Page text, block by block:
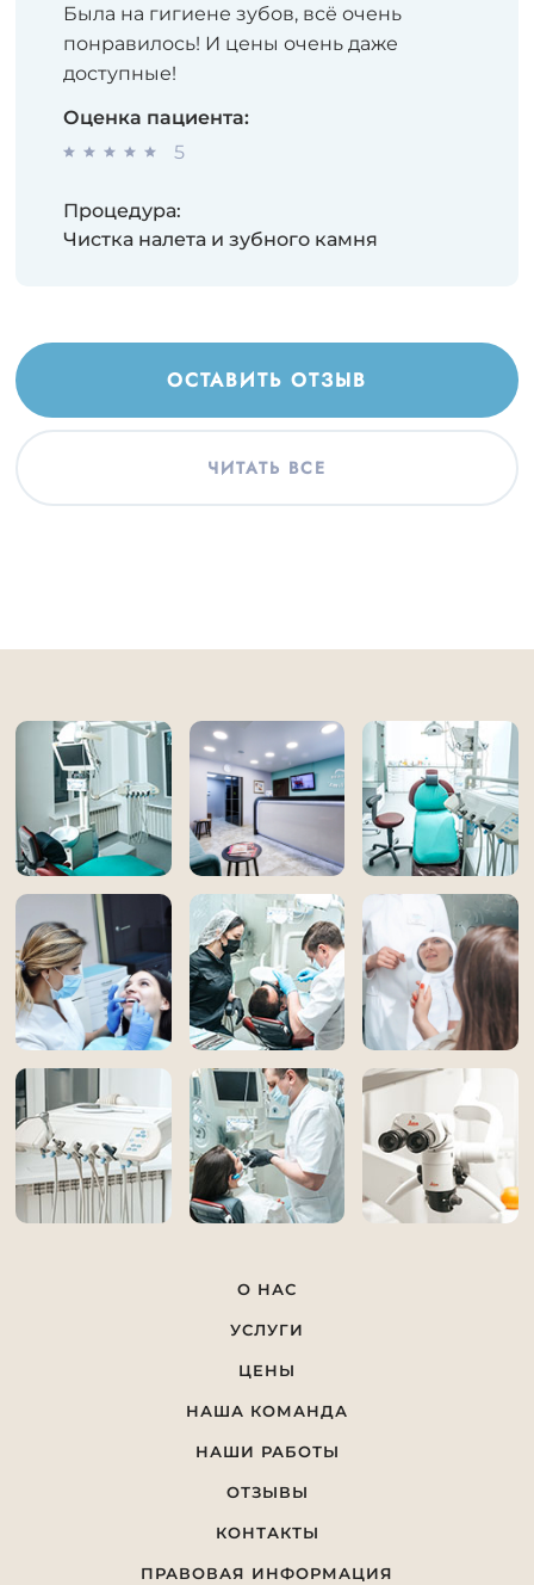
Была на гигиене зубов, всё очень
понравилось! И цены очень даже
доступные!
Оценка пациента:
5
Процедура:
Чистка налета и зубного камня
ОСТАВИТЬ ОТЗЫВ
ЧИТАТЬ ВСЕ
О НАС
УСЛУГИ
ЦЕНЫ
НАША КОМАНДА
НАШИ РАБОТЫ
ОТЗЫВЫ
КОНТАКТЫ
ПРАВОВАЯ ИНФОРМАЦИЯ